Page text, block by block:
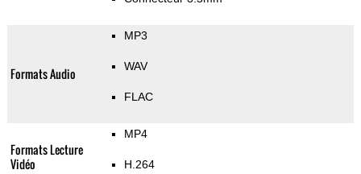
Formats Audio
MP3
WAV
FLAC
Formats Lecture
Vidéo
MP4
H.264